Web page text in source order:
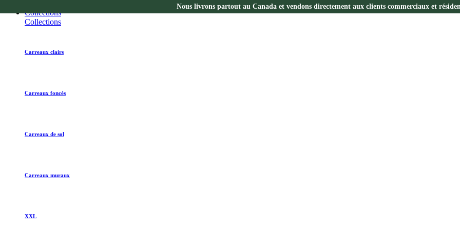
Nous livrons partout au Canada et vendons directement aux clients commerciaux et
Collections
Collections
Carreaux clairs
Carreaux foncés
Carreaux de sol
Carreaux muraux
XXL